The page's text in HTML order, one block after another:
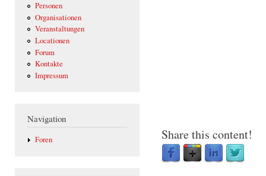
Personen
Organisationen
Veranstaltungen
Locationen
Forum
Kontakte
Impressum
Navigation
Foren Share this content!